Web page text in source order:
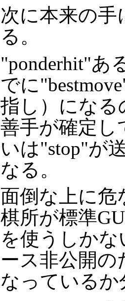
次に本来の手
る。
"ponderhit"あ
でに
指し）になる
善手が確定し
いは"stop"が
なる。
面倒な上に危
棋所が標準
を使うしか
ース非公開
なっている